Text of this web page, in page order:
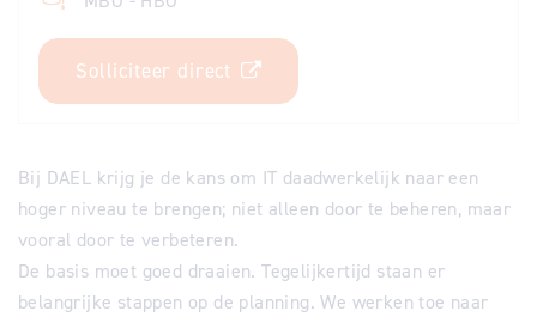
Solliciteer direct
Bij DAEL krijg je de kans om IT daadwerkelijk naar een
hoger niveau te brengen; niet alleen door te beheren, maar
vooral door te verbeteren.
De basis moet goed draaien. Tegelijkertijd staan er
belangrijke stappen op de planning. We werken toe naar